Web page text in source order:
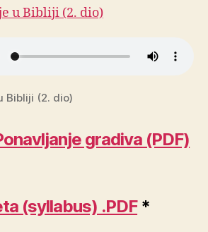
u Bibliji (2. dio)
Bibliji (2. dio)
gradiva (PDF)
(syllabus) .PDF*